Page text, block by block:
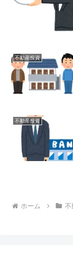
不動産投資
不動産投資
ホーム 不